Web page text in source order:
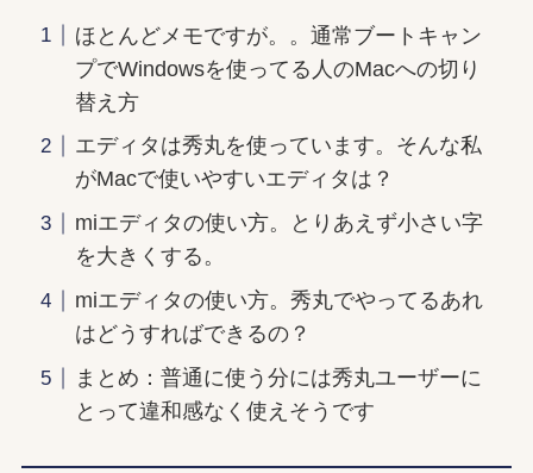
ほとんどメモですが。。通常ブートキャン
プでWindowsを使ってる人のMacへの切り
替え方
エディタは秀丸を使っています。そんな私
がMacで使いやすいエディタは？
miエディタの使い方。とりあえず小さい字
を大きくする。
miエディタの使い方。秀丸でやってるあれ
はどうすればできるの？
まとめ：普通に使う分には秀丸ユーザーに
とって違和感なく使えそうです